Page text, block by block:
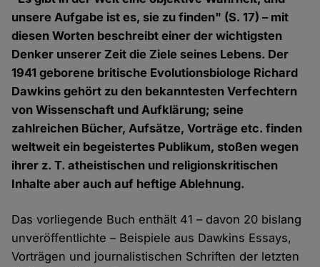
unsere Aufgabe ist es, sie zu finden" (S. 17) – mit
diesen Worten beschreibt einer der wichtigsten
Denker unserer Zeit die Ziele seines Lebens. Der
1941 geborene britische Evolutionsbiologe Richard
Dawkins gehört zu den bekanntesten Verfechtern
von Wissenschaft und Aufklärung; seine
zahlreichen Bücher, Aufsätze, Vorträge etc. finden
weltweit ein begeistertes Publikum, stoßen wegen
ihrer z. T. atheistischen und religionskritischen
Inhalte aber auch auf heftige Ablehnung.
Das vorliegende Buch enthält 41 – davon 20 bislang
unveröffentlichte – Beispiele aus Dawkins Essays,
Vorträgen und journalistischen Schriften der letzten